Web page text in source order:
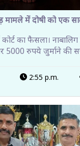
मामले में दोषी को एक
का फैसला।
रुपये जुर्माने की
2:55 p.m.